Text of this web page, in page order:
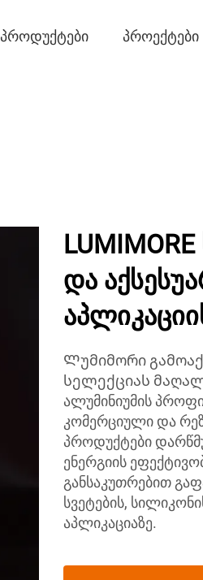
ᲞᲠᲝᲓᲣᲥᲢᲔᲑᲘ ᲞᲠᲝᲔᲥᲢᲔᲑᲘ
და
Ლუმიმორი
სელექციას მაღალ
ალუმინიუმის
კომერციული და
პროდუქტები
ენერგიის
განსაკუთრებით
სვეტების,
აპლიკაციაზე.